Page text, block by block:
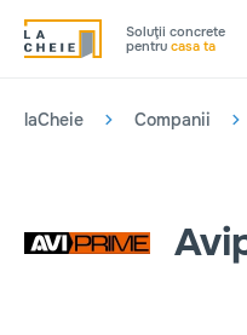
Soluţii concrete
pentru casa ta
laCheie Companii